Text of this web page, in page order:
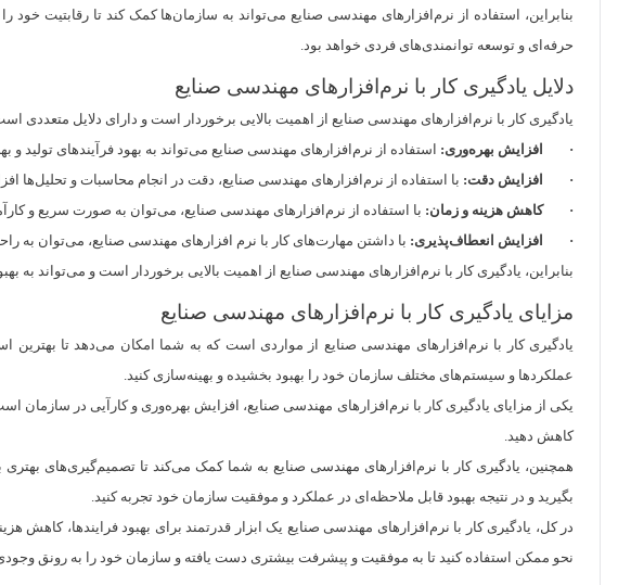
بنابراین، استفاده از نرم‌افزارهای مهندسی صنایع می‌تواند به سازمان‌ها کمک کند تا رقابتیت
حرفه‌ای و توسعه توانمندی‌های فردی خواهد بود.
دلایل یادگیری کار با نرم‌افزارهای مهندسی صنایع
یادگیری کار با نرم‌افزارهای مهندسی صنایع از اهمیت بالایی برخوردار است و دارای دلایل متعددی
· افزایش بهره‌وری: استفاده از نرم‌افزارهای مهندسی صنایع می‌تواند به بهود فرآیندهای تولید
· افزایش دقت: با استفاده از نرم‌افزارهای مهندسی صنایع، دقت در انجام محاسبات و تحلیل‌ها
· کاهش هزینه و زمان: با استفاده از نرم‌افزارهای مهندسی صنایع، می‌توان به صورت سریع و
· افزایش انعطاف‌پذیری: با داشتن مهارت‌های کار با نرم افزارهای مهندسی صنایع، می‌توان به
بنابراین، یادگیری کار با نرم‌افزارهای مهندسی صنایع از اهمیت بالایی برخوردار است و می‌تواند به
مزایای یادگیری کار با نرم‌افزارهای مهندسی صنایع
یادگیری کار با نرم‌افزارهای مهندسی صنایع از مواردی است که به شما امکان می‌دهد تا بهترین
عملکردها و سیستم‌های مختلف سازمان خود را بهبود بخشیده و بهینه‌سازی کنید.
یکی از مزایای یادگیری کار با نرم‌افزارهای مهندسی صنایع، افزایش بهره‌وری و کارآیی در سازمان
کاهش دهید.
همچنین، یادگیری کار با نرم‌افزارهای مهندسی صنایع به شما کمک می‌کند تا تصمیم‌گیری‌های
بگیرید و در نتیجه بهبود قابل ملاحظه‌ای در عملکرد و موفقیت سازمان خود تجربه کنید.
در کل، یادگیری کار با نرم‌افزارهای مهندسی صنایع یک ابزار قدرتمند برای بهبود فرایندها،
نحو ممکن استفاده کنید تا به موفقیت و پیشرفت بیشتری دست یافته و سازمان خود را به رونق